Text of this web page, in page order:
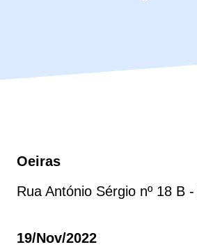
Oeiras
Rua António Sérgio nº 18 B
19/nov/2022